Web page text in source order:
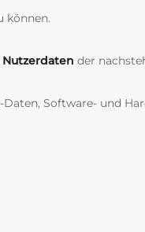
können.
Nutzerdaten der
Software- und